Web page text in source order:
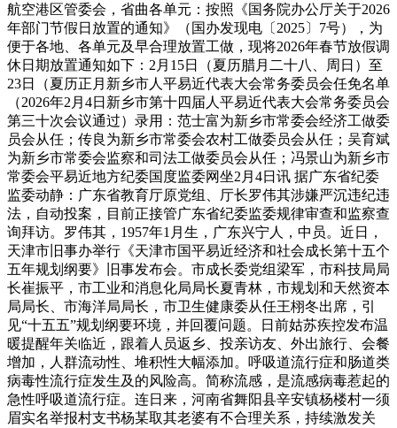
航空港区管委会，省曲各单元：按照《国务院办公厅关于2026
年部门节假日放置的通知》（国办发现电〔2025〕7号），为
便于各地、各单元及早合理放置工做，现将2026年春节放假调
休日期放置通知如下：2月15日（夏历腊月二十八、周日）至
23日（夏历正月新乡市人平易近代表大会常务委员会任免名单
（2026年2月4日新乡市第十四届人平易近代表大会常务委员会
第三十次会议通过）录用：范士富为新乡市常委会经济工做委
员会从任；传良为新乡市常委会农村工做委员会从任；吴育斌
为新乡市常委会监察和司法工做委员会从任；冯景山为新乡市
常委会平易近地方纪委国度监委网坐2月4日讯 据广东省纪委
监委动静：广东省教育厅原党组、厅长罗伟其涉嫌严沉违纪违
法，自动投案，目前正接管广东省纪委监委规律审查和监察查
询拜访。罗伟其，1957年1月生，广东兴宁人，中员。近日，
天津市旧事办举行《天津市国平易近经济和社会成长第十五个
五年规划纲要》旧事发布会。市成长委党组梁军，市科技局局
长崔振平，市工业和消息化局局长夏青林，市规划和天然资本
局局长、市海洋局局长，市卫生健康委从任王栩冬出席，引
见“十五五”规划纲要环境，并回覆问题。日前姑苏疾控发布温
暖提醒年关临近，跟着人员返乡、投亲访友、外出旅行、会餐
增加，人群流动性、堆积性大幅添加。呼吸道流行症和肠道类
病毒性流行症发生及的风险高。简称流感，是流感病毒惹起的
急性呼吸道流行症。连日来，河南省舞阳县辛安镇杨楼村一须
眉实名举报村支书杨某取其老婆有不合理关系，持续激发关